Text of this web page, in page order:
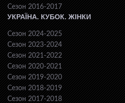
Сезон 2016-2017
УКРАЇНА. КУБОК. ЖІНКИ
Сезон 2024-2025
Сезон 2023-2024
Сезон 2021-2022
Сезон 2020-2021
Сезон 2019-2020
Сезон 2018-2019
Сезон 2017-2018